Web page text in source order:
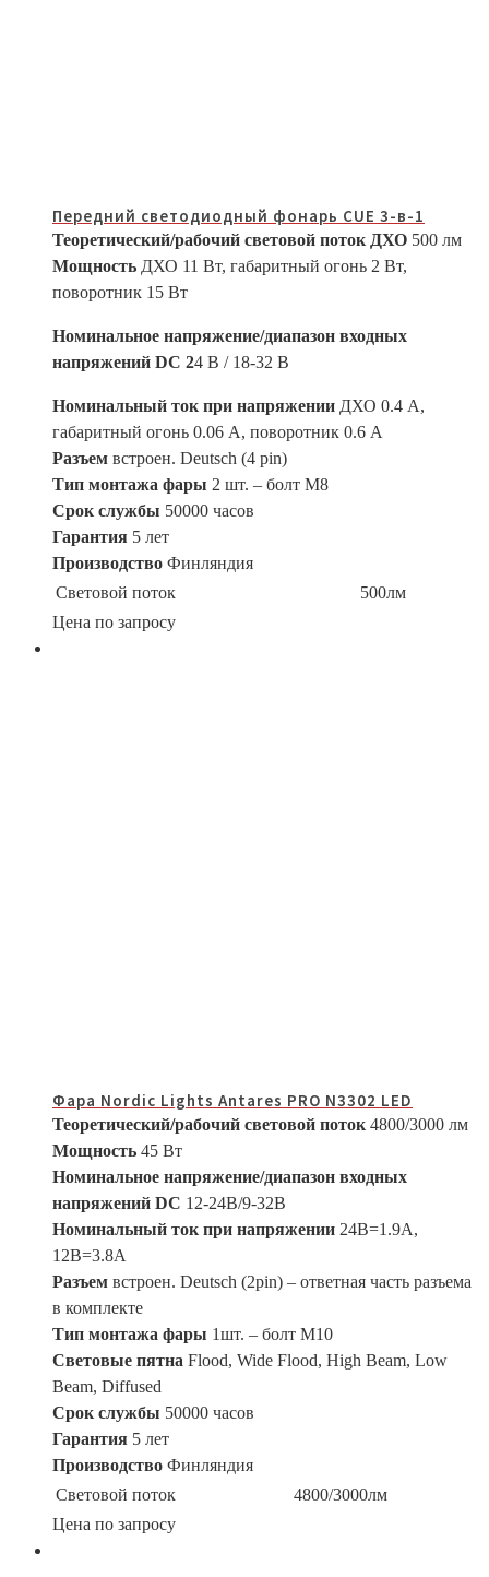
Передний светодиодный фонарь CUE 3-в-1
Теоретический/рабочий световой поток ДХО 500 лм
Мощность ДХО 11 Вт, габаритный огонь 2 Вт,
поворотник 15 Вт
Номинальное напряжение/диапазон входных
напряжений DC 24 В / 18-32 В
Номинальный ток при напряжении ДХО 0.4 А,
габаритный огонь 0.06 А, поворотник 0.6 А
Разъем встроен. Deutsch (4 pin)
Тип монтажа фары 2 шт. – болт М8
Срок службы 50000 часов
Гарантия 5 лет
Производство Финляндия
Световой поток
500лм
Цена по запросу
Фара Nordic Lights Antares PRO N3302 LED
Теоретический/рабочий световой поток 4800/3000 лм
Мощность 45 Вт
Номинальное напряжение/диапазон входных
напряжений DC 12-24В/9-32В
Номинальный ток при напряжении 24В=1.9A,
12В=3.8A
Разъем встроен. Deutsch (2pin) – ответная часть разъема
в комплекте
Тип монтажа фары 1шт. – болт М10
Световые пятна Flood, Wide Flood, High Beam, Low
Beam, Diffused
Срок службы 50000 часов
Гарантия 5 лет
Производство Финляндия
Световой поток
4800/3000лм
Цена по запросу